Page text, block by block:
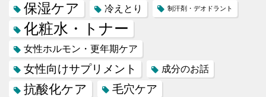
保湿ケア 冷えとり 制汗剤・デオドラント
化粧水・トナー
女性ホルモン・更年期ケア
女性向けサプリメント 成分のお話
抗酸化ケア 毛穴ケア